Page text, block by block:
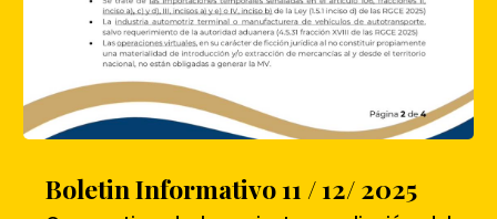
Boletin Informativo 11 / 12/ 2025